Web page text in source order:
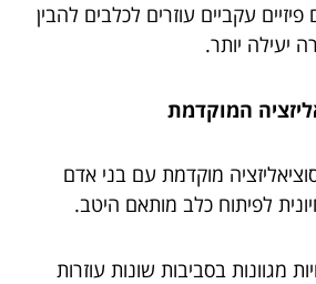
עקביים עוזרים לכלבים להבין
יעילה יותר.
מוקדמת עם בני אדם
לפיתוח כלב מותאם היטב.
מגוונות בסביבות שונות עוזרות